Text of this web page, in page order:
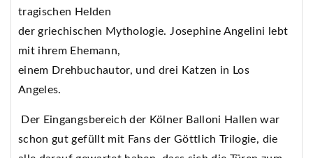
tragischen Helden
der griechischen Mythologie. Josephine Angelini lebt
mit ihrem Ehemann,
einem Drehbuchautor, und drei Katzen in Los
Angeles.
Der Eingangsbereich der Kölner Balloni Hallen war
schon gut gefüllt mit Fans der Göttlich Trilogie, die